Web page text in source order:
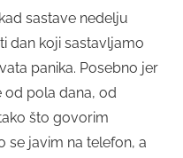
sastave nedelju
dan koji sastavljamo
panika. Posebno jer
od pola dana, od
što govorim
se javim na telefon, a